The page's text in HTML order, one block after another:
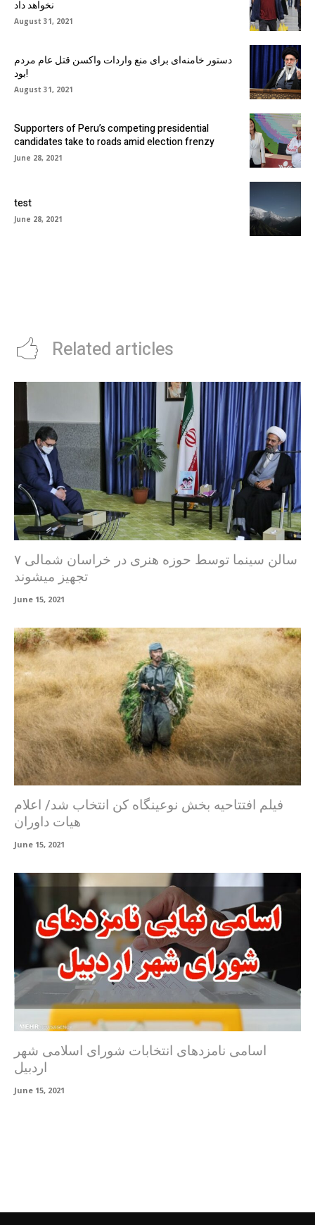
نخواهد داد
August 31, 2021
دستور خامنه‌ای برای منع واردات واکسن قتل عام مردم
بود!
August 31, 2021
Supporters of Peru’s competing presidential
candidates take to roads amid election frenzy
June 28, 2021
test
June 28, 2021
Related articles
۷ سالن سینما توسط حوزه هنری در خراسان شمالی
تجهیز میشوند
June 15, 2021
فیلم افتتاحیه بخش نوعینگاه کن انتخاب شد/ اعلام
هیات داوران
June 15, 2021
اسامی نامزدهای انتخابات شورای اسلامی شهر
اردبیل
June 15, 2021